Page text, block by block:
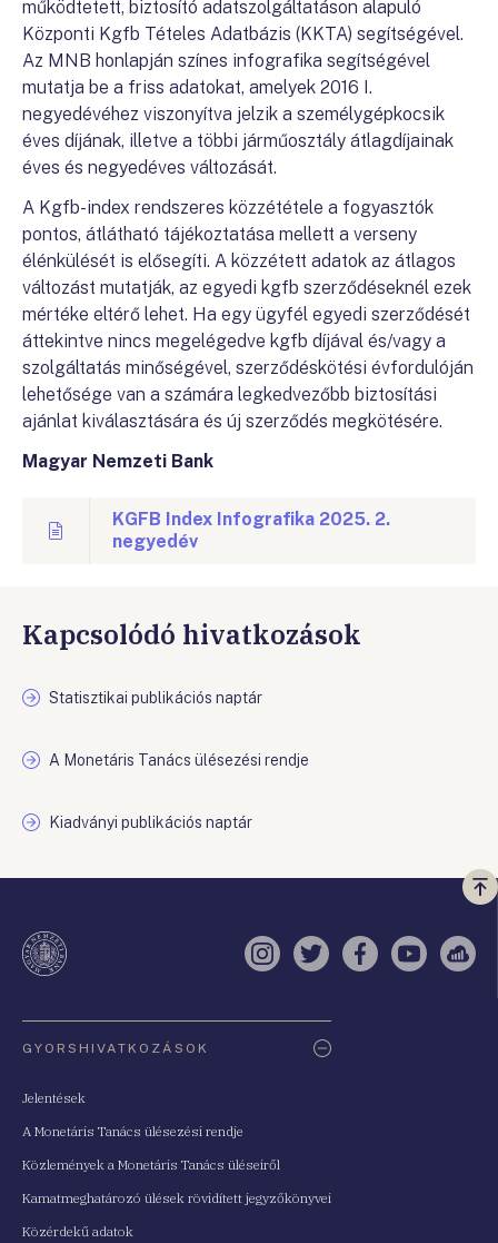
működtetett, biztosító adatszolgáltatáson alapuló
Központi Kgfb Tételes Adatbázis (KKTA) segítségével.
Az MNB honlapján színes infografika segítségével
mutatja be a friss adatokat, amelyek 2016 I.
negyedévéhez viszonyítva jelzik a személygépkocsik
éves díjának, illetve a többi járműosztály átlagdíjainak
éves és negyedéves változását.
A Kgfb-index rendszeres közzététele a fogyasztók
pontos, átlátható tájékoztatása mellett a verseny
élénkülését is elősegíti. A közzétett adatok az átlagos
változást mutatják, az egyedi kgfb szerződéseknél ezek
mértéke eltérő lehet. Ha egy ügyfél egyedi szerződését
áttekintve nincs megelégedve kgfb díjával és/vagy a
szolgáltatás minőségével, szerződéskötési évfordulóján
lehetősége van a számára legkedvezőbb biztosítási
ajánlat kiválasztására és új szerződés megkötésére.
Magyar Nemzeti Bank
KGFB Index Infografika 2025. 2.
negyedév
Kapcsolódó hivatkozások
Statisztikai publikációs naptár
A Monetáris Tanács ülésezési rendje
Kiadványi publikációs naptár
a
Instagram
TwitterFacebook
YouTube
GYORSHIVATKOZÁSOK
Jelentések
A Monetáris Tanács ülésezési rendje
Közlemények a Monetáris Tanács üléseiről
Kamatmeghatározó ülések rövidített jegyzőkönyvei
Közérdekű adatok